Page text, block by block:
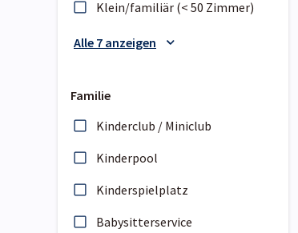
Klein/familiär (< 50 Zimmer)
Alle 7 anzeigen
Familie
Kinderclub / Miniclub
Kinderpool
Kinderspielplatz
Babysitterservice